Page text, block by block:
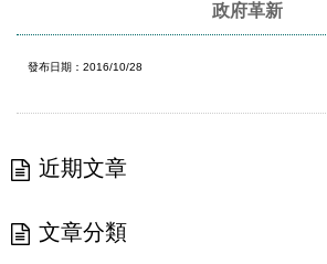
政府革新
發布日期：2016/10/28
近期文章
文章分類